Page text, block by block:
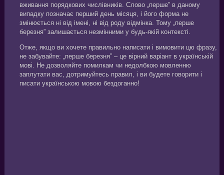
вживання порядкових числівників. Слово „перше” в даному
випадку позначає перший день місяця, і його форма не
змінюється ні від імені, ні від роду відмінка. Тому „перше
березня” залишається незмінними у будь-якій контексті.
Отже, якщо ви хочете правильно написати і вимовити цю фразу,
не забувайте: „перше березня” – це вірний варіант в українській
мові. Не дозволяйте помилкам чи недолбкою мовленню
заплутати вас, дотримуйтесь правил, і ви будете говорити і
писати українською мовою бездоганно!